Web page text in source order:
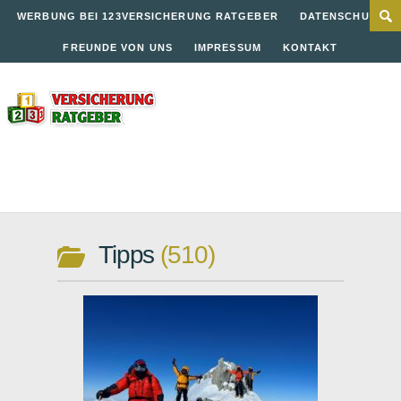
WERBUNG BEI 123VERSICHERUNG RATGEBER DATENSCHUTZ
FREUNDE VON UNS IMPRESSUM KONTAKT
Tipps 510